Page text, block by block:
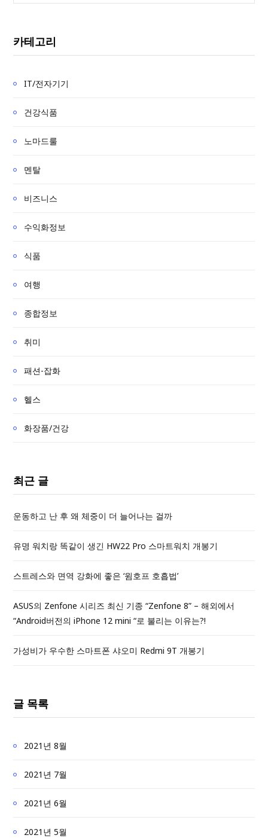
c
r
카테고리
IT/전자기기
건강식품
노마드룰
멘탈
비즈니스
수익화정보
식품
여행
종합정보
취미
패션-잡화
헬스
화장품/건강
최근 글
운동하고 난 후 왜 체중이 더 늘어나는 걸까
유명 워치랑 똑같이 생긴 HW22 Pro 스마트워치 개봉기
스트레스와 면역 강화에 좋은 ‘윔호프 호흡법’
ASUS의 Zenfone 시리즈 최신 기종 “Zenfone 8” – 해외에서
“Android버전의 iPhone 12 mini “로 불리는 이유는?!
가성비가 우수한 스마트폰 샤오미 Redmi 9T 개봉기
글 목록
2021년 8월
2021년 7월
2021년 6월
2021년 5월